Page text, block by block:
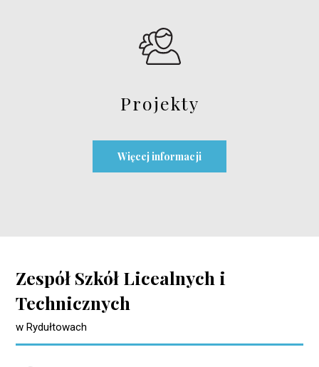
Projekty
Więcej informacji
Zespół Szkół Licealnych i
Technicznych
w Rydułtowach